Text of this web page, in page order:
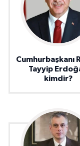
Cumhurbaşkanı
Tayyip
kimdir?